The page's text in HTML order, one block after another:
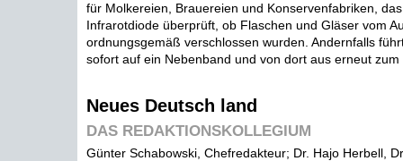
für Molkereien, Brauereien und Konservenfabriken,
Infrarotdiode überprüft, ob Flaschen und Gläser vom
ordnungsgemäß verschlossen wurden. Andernfalls
sofort auf ein Nebenband und von dort aus erneut zum
Neues Deutsch land
DAS REDAKTIONSKOLLEGIUM
Günter Schabowski, Chefredakteur; Dr. Hajo Herbell,